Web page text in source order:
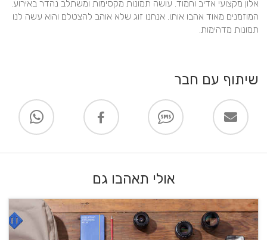
תמונות מדהימות.
שיתוף עם חבר
אולי תאהבו גם